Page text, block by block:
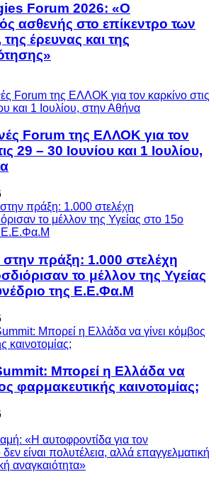
Forum 2026: «Ο
ασθενής στο επίκεντρο των
της έρευνας και της
Forum της ΕΛΛΟΚ για τον
29 – 30 Ιουνίου και 1 Ιουλίου,
πράξη: 1.000 στελέχη
το μέλλον της Υγείας
της Ε.Ε.Φα.Μ
Μπορεί η Ελλάδα να
φαρμακευτικής καινοτομίας;